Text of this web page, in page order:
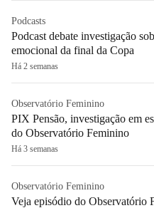
Podcasts
Podcast debate investigação
emocional da final da Copa
Há 2 semanas
Observatório Feminino
PIX Pensão, investigação em
do Observatório Feminino
Há 3 semanas
Observatório Feminino
Veja episódio do Observatório